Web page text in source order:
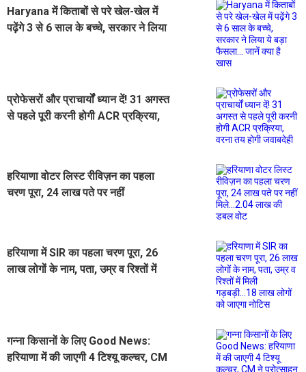
Haryana में किताबों से परे खेल-खेल में
पढ़ेंगे 3 से 6 साल के बच्चे, सरकार ने लिया
प्रोफेसरों और प्राचार्यों ध्यान दें! 31 अगस्त
से पहले पूरी करनी होगी ACR प्रक्रिया,
हरियाणा वोटर लिस्ट रीविज़न का पहला
चरण पूरा, 24 लाख पते पर नहीं
हरियाणा में SIR का पहला चरण पूरा, 26
लाख लोगों के नाम, पता, उम्र व रिश्तों में
गन्ना किसानों के लिए Good News:
हरियाणा में की जाएगी 4 टिश्यू कल्चर, CM